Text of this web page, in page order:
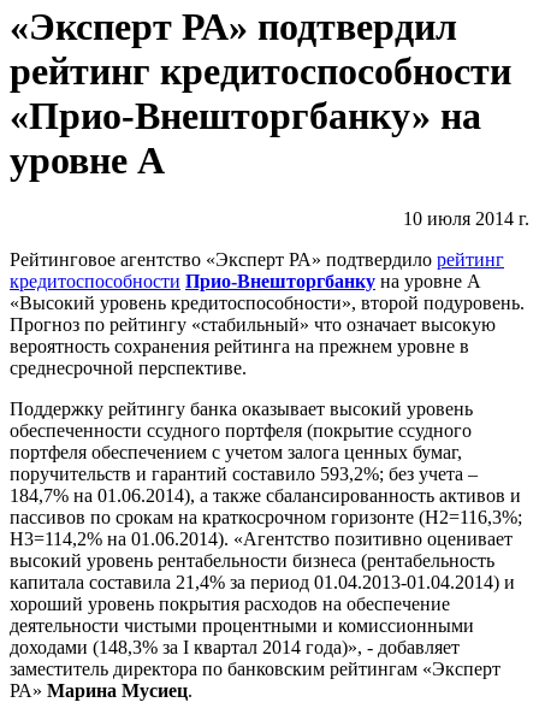
«Эксперт РА» подтвердил
рейтинг кредитоспособности
«Прио-Внешторгбанку» на
уровне А
10 июля 2014 г.
Рейтинговое агентство «Эксперт РА» подтвердило рейтинг
кредитоспособности Прио-Внешторгбанку на уровне А
«Высокий уровень кредитоспособности», второй подуровень.
Прогноз по рейтингу «стабильный» что означает высокую
вероятность сохранения рейтинга на прежнем уровне в
среднесрочной перспективе.
Поддержку рейтингу банка оказывает высокий уровень
обеспеченности ссудного портфеля (покрытие ссудного
портфеля обеспечением с учетом залога ценных бумаг,
поручительств и гарантий составило 593,2%; без учета –
184,7% на 01.06.2014), а также сбалансированность активов и
пассивов по срокам на краткосрочном горизонте (Н2=116,3%;
Н3=114,2% на 01.06.2014). «Агентство позитивно оценивает
высокий уровень рентабельности бизнеса (рентабельность
капитала составила 21,4% за период 01.04.2013-01.04.2014) и
хороший уровень покрытия расходов на обеспечение
деятельности чистыми процентными и комиссионными
доходами (148,3% за I квартал 2014 года)», - добавляет
заместитель директора по банковским рейтингам «Эксперт
РА» Марина Мусиец.